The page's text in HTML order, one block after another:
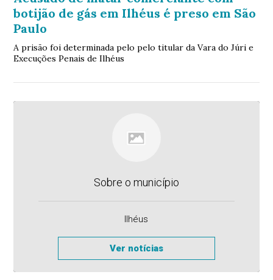
botijão de gás em Ilhéus é preso em São
Paulo
A prisão foi determinada pelo pelo titular da Vara do Júri e
Execuções Penais de Ilhéus
Sobre o município
Ilhéus
Ver notícias